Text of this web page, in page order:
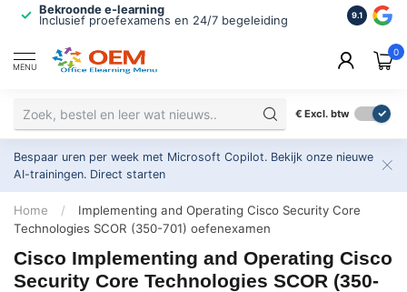
Bekroonde e-learning
Inclusief proefexamens en 24/7 begeleiding
ISO
2.500+
9.1
MENU
0
€ Excl. btw
Bespaar uren per week met Microsoft Copilot. Bekijk onze nieuwe
AI-trainingen. Direct starten
Home /
Implementing and Operating Cisco Security Core
Technologies SCOR (350-701) oefenexamen
Cisco Implementing and Operating Cisco
Security Core Technologies SCOR (350-